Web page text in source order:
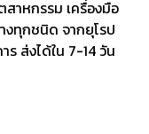
าหกรรม เครื่องมือ
งทุกชนิด จากยุโรป
ส่งได้ใน 7-14 วัน